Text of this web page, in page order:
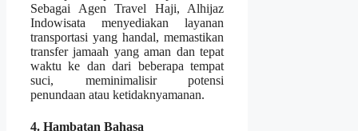
Sebagai Agen Travel Haji, Alhijaz
Indowisata menyediakan layanan
transportasi yang handal, memastikan
transfer jamaah yang aman dan tepat
waktu ke dan dari beberapa tempat
suci, meminimalisir potensi
penundaan atau ketidaknyamanan.
4. Hambatan Bahasa